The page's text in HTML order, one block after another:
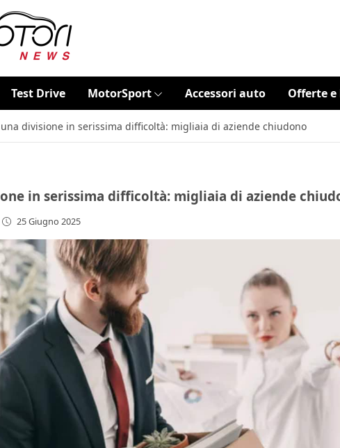
Test Drive MotorSport Accessori auto Offerte
divisione in serissima difficoltà: migliaia di aziende chiudono
in serissima difficoltà: migliaia di aziende
25 Giugno 2025